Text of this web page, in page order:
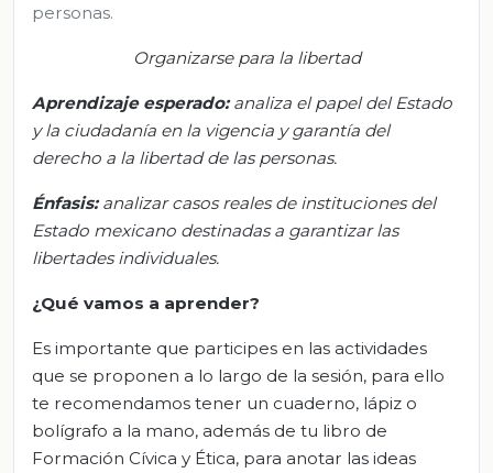
personas.
Organizarse para la libertad
Aprendizaje esperado: analiza el papel del Estado
y la ciudadanía en la vigencia y garantía del
derecho a la libertad de las personas.
Énfasis:analizar casos reales de instituciones del
Estado mexicano destinadas a garantizar las
libertades individuales.
¿Qué vamos a aprender?
Es importante que participes en las actividades
que se proponen a lo largo de la sesión, para ello
te recomendamos tener un cuaderno, lápiz o
bolígrafo a la mano, además de tu libro de
Formación Cívica y Ética, para anotar las ideas